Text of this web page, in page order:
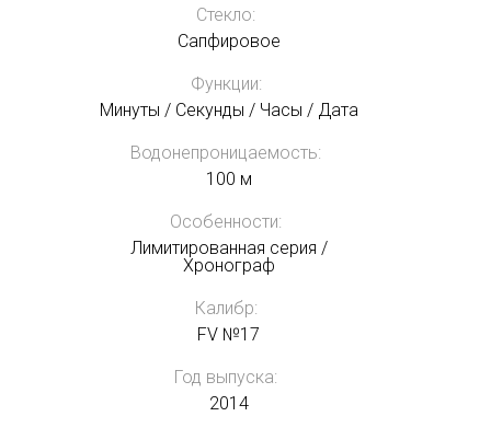
Стекло:
Сапфировое
Функции:
Минуты / Секунды / Часы / Дата
Водонепроницаемость:
100 м
Особенности:
Лимитированная серия /
Хронограф
Калибр:
FV №17
Год выпуска:
2014